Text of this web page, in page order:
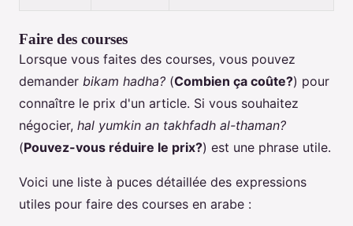
Faire des courses
Lorsque vous faites des courses, vous pouvez
demander bikam hadha? (Combien ça coûte?) pour
connaître le prix d'un article. Si vous souhaitez
négocier, hal yumkin an takhfadh al-thaman?
(Pouvez-vous réduire le prix?) est une phrase utile.
Voici une liste à puces détaillée des expressions
utiles pour faire des courses en arabe :